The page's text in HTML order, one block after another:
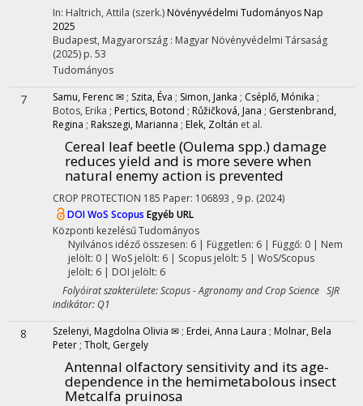
In: Haltrich, Attila (szerk.) Növényvédelmi Tudományos Nap
2025
Budapest, Magyarország : Magyar Növényvédelmi Társaság
(2025) p. 53
Tudományos
7 Samu, Ferenc ✉ ; Szita, Éva ; Simon, Janka ; Cséplő, Mónika ;
Botos, Erika ; Pertics, Botond ; Růžičková, Jana ; Gerstenbrand,
Regina ; Rakszegi, Marianna ; Elek, Zoltán et al.
Cereal leaf beetle (Oulema spp.) damage
reduces yield and is more severe when
natural enemy action is prevented
CROP PROTECTION 185 Paper: 106893 , 9 p. (2024)
DOIWoS Scopus Egyéb URL
Központi kezelésűTudományos
Nyilvános idéző összesen: 6| Független: 6 | Függő: 0 | Nem
jelölt: 0 | WoS jelölt: 6 | Scopus jelölt: 5 | WoS/Scopus
jelölt: 6 | DOI jelölt: 6
Folyóirat szakterülete: Scopus - Agronomy and Crop Science SJR
indikátor: Q1
8 Szelenyi, Magdolna Olivia ✉ ; Erdei, Anna Laura ; Molnar, Bela
Peter ; Tholt, Gergely
Antennal olfactory sensitivity and its age-
dependence in the hemimetabolous insect
Metcalfa pruinosa